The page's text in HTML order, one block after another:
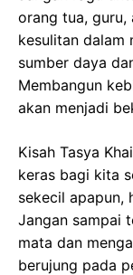
orang tua, guru,
kesulitan dalam
sumber daya
Membangun
akan menjadi
Kisah Tasya
keras bagi kita
sekecil apapun,
Jangan sampai
mata dan
berujung pada